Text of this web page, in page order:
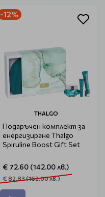
-12%
THALGO
Подаръчен комплект за
енергизиране Thalgo
Spiruline Boost Gift Set
€ 72.60 (142.00 лв.)
€ 82.83 (162.00 лв.)